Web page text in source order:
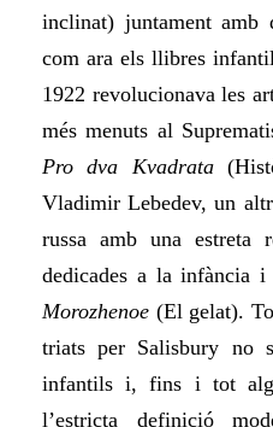
inclinat) juntament amb
com ara els llibres
1922 revolucionava les
més menuts al
Pro dva Kvadrata
Vladimir Lebedev, un
russa amb una estreta
dedicades a la infància
Morozhenoe (El gelat).
triats per Salisbury no
infantils i, fins i tot
l’estricta definició